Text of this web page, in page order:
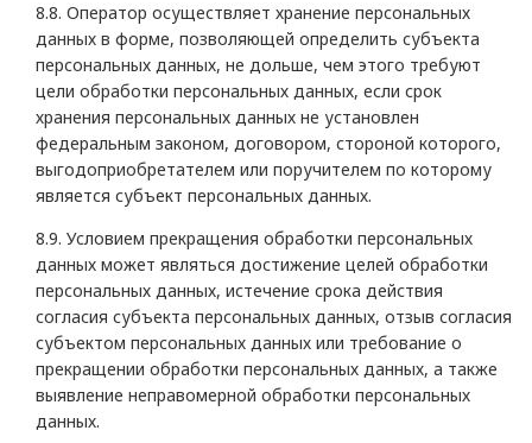
8.8. Оператор осуществляет хранение персональных
данных в форме, позволяющей определить субъекта
персональных данных, не дольше, чем этого требуют
цели обработки персональных данных, если срок
хранения персональных данных не установлен
федеральным законом, договором, стороной которого,
выгодоприобретателем или поручителем по которому
является субъект персональных данных.
8.9. Условием прекращения обработки персональных
данных может являться достижение целей обработки
персональных данных, истечение срока действия
согласия субъекта персональных данных, отзыв согласия
субъектом персональных данных или требование о
прекращении обработки персональных данных, а также
выявление неправомерной обработки персональных
данных.